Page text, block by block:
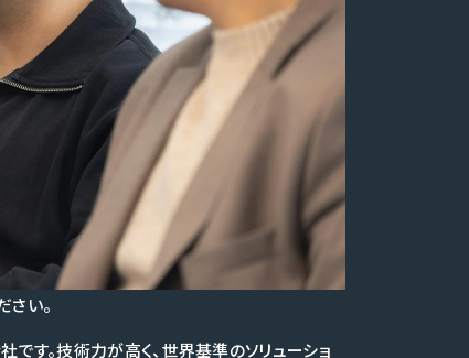
い。
す。技術力が高く、世界基準のソリューショ